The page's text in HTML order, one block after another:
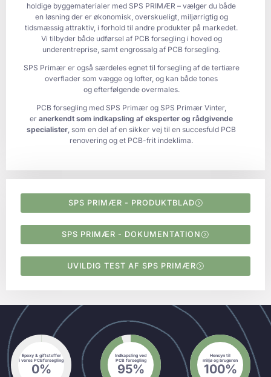
holdige byggematerialer med SPS PRIMÆR – vælger du både
en løsning der er økonomisk, overskueligt, miljørrigtig og
tidsmæssig attraktiv, i forhold til andre produkter på markedet.
Vi tilbyder både udførsel af PCB forsegling i hoved og
underentreprise, samt engrossalg af PCB forsegling.
SPS Primær er også særdeles egnet til forsegling af de tertiære
overflader som vægge og lofter, og kan både tones
og efterfølgende overmales.
PCB forsegling med SPS Primær og SPS Primær Vinter,
er anerkendt som indkapsling af eksperter og rådgivende
specialister , som en del af en sikker vej til en succesfuld PCB
renovering og et PCB-frit indeklima.
SPS PRIMÆR - PRODUKTBLAD
SPS PRIMÆR - DOKUMENTATION
UVILDIG TEST AF SPS PRIMÆR
Epoxy & giftstoffer
i vores PCBforsegling
0%
Indkapsling ved
PCB forsegling
95%
Hensyn til
miljø og brugeren
100%